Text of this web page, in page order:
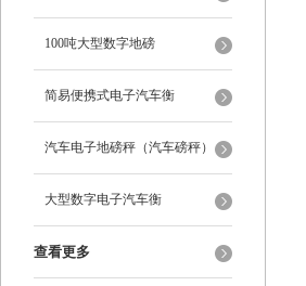
100吨大型数字地磅
简易便携式电子汽车衡
汽车电子地磅秤（汽车磅秤）
大型数字电子汽车衡
查看更多